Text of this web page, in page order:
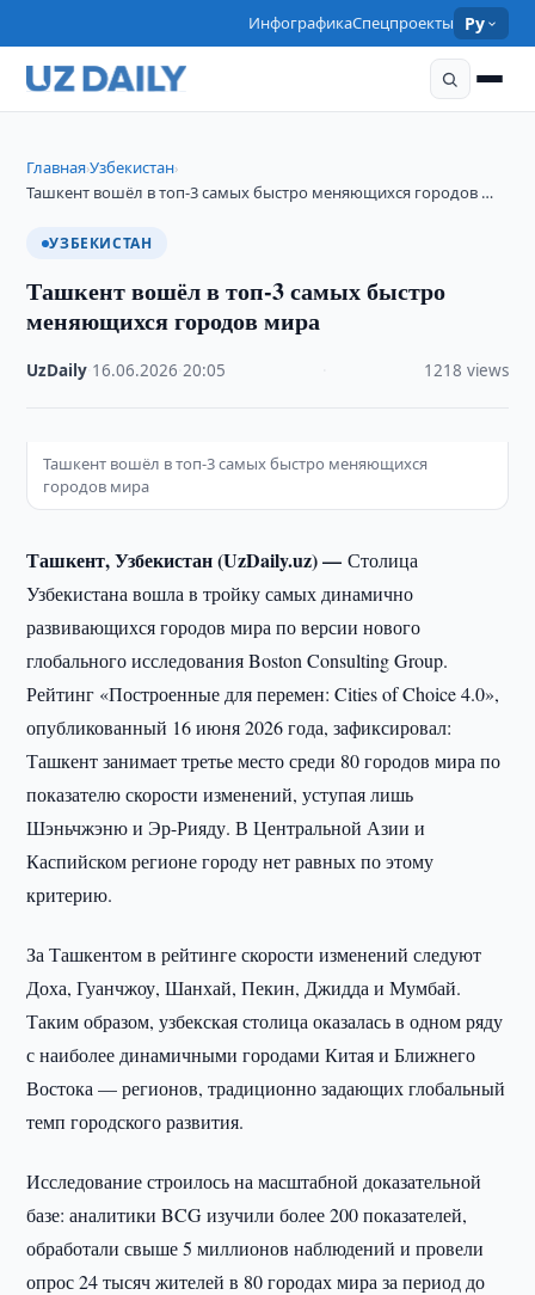
ИнфографикаСпецпроекты Ру
Главная›Узбекистан›
Ташкент вошёл в топ-3 самых быстро меняющихся городов …
УЗБЕКИСТАН
Ташкент вошёл в топ-3 самых быстро
меняющихся городов мира
UzDaily 16.06.2026 ·20:05 1218 views
Ташкент вошёл в топ-3 самых быстро меняющихся
городов мира
Ташкент, Узбекистан (UzDaily.uz) —Столица
Узбекистана вошла в тройку самых динамично
развивающихся городов мира по версии нового
глобального исследования Boston Consulting Group.
Рейтинг «Построенные для перемен: Cities of Choice 4.0»,
опубликованный 16 июня 2026 года, зафиксировал:
Ташкент занимает третье место среди 80 городов мира по
показателю скорости изменений, уступая лишь
Шэньчжэню и Эр-Рияду. В Центральной Азии и
Каспийском регионе городу нет равных по этому
критерию.
За Ташкентом в рейтинге скорости изменений следуют
Доха, Гуанчжоу, Шанхай, Пекин, Джидда и Мумбай.
Таким образом, узбекская столица оказалась в одном ряду
с наиболее динамичными городами Китая и Ближнего
Востока — регионов, традиционно задающих глобальный
темп городского развития.
Исследование строилось на масштабной доказательной
базе: аналитики BCG изучили более 200 показателей,
обработали свыше 5 миллионов наблюдений и провели
опрос 24 тысяч жителей в 80 городах мира за период до